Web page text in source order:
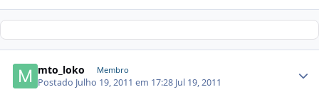
mto_loko Membro
Postado Julho 19, 2011 em 17:28 Jul 19, 2011